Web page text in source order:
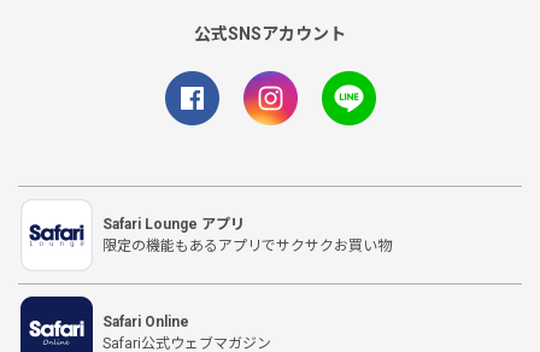
公式SNSアカウント
Safari Lounge アプリ
限定の機能もあるアプリでサクサクお買い物
Safari Online
Safari公式ウェブマガジン